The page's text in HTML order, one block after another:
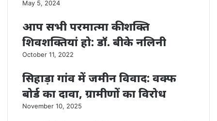
May 5, 2024
आप सभी परमात्मा की शक्ति
शिवशक्तियां हो: डॉ. बीके नलिनी
October 11, 2022
सिहाड़ा गांव में जमीन विवाद: वक्फ
बोर्ड का दावा, ग्रामीणों का विरोध
November 10, 2025